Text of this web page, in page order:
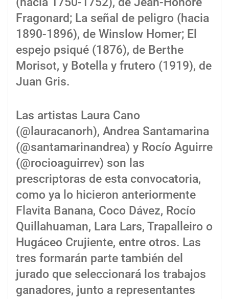
Fragonard; La señal de peligro (hacia
1890-1896), de Winslow Homer; El
espejo psiqué (1876), de Berthe
Morisot, y Botella y frutero (1919), de
Juan Gris.
Las artistas Laura Cano
(@lauracanorh), Andrea Santamarina
(@santamarinandrea) y Rocío Aguirre
(@rocioaguirrev) son las
prescriptoras de esta convocatoria,
como ya lo hicieron anteriormente
Flavita Banana, Coco Dávez, Rocío
Quillahuaman, Lara Lars, Trapalleiro o
Hugáceo Crujiente, entre otros. Las
tres formarán parte también del
jurado que seleccionará los trabajos
ganadores, junto a representantes